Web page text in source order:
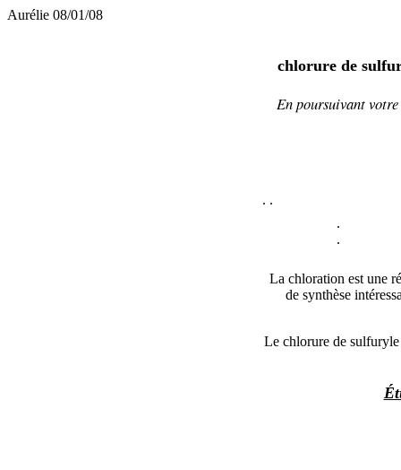
Aurélie 08/01/08
chlorure de
En poursuivant
. .
.
.
La chloration est une
de synthèse
Le chlorure de